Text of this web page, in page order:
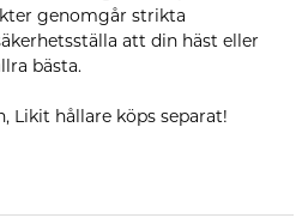
genomgår strikta
att din häst eller
bästa.
Likit hållare köps separat!